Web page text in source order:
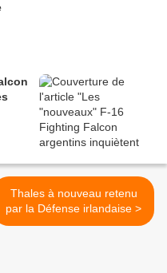
Thales à nouveau retenu
par la Défense irlandaise >